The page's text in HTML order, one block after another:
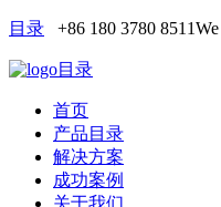
目录 +86 180 3780 8511
目录
首页
产品目录
解决方案
成功案例
关于我们